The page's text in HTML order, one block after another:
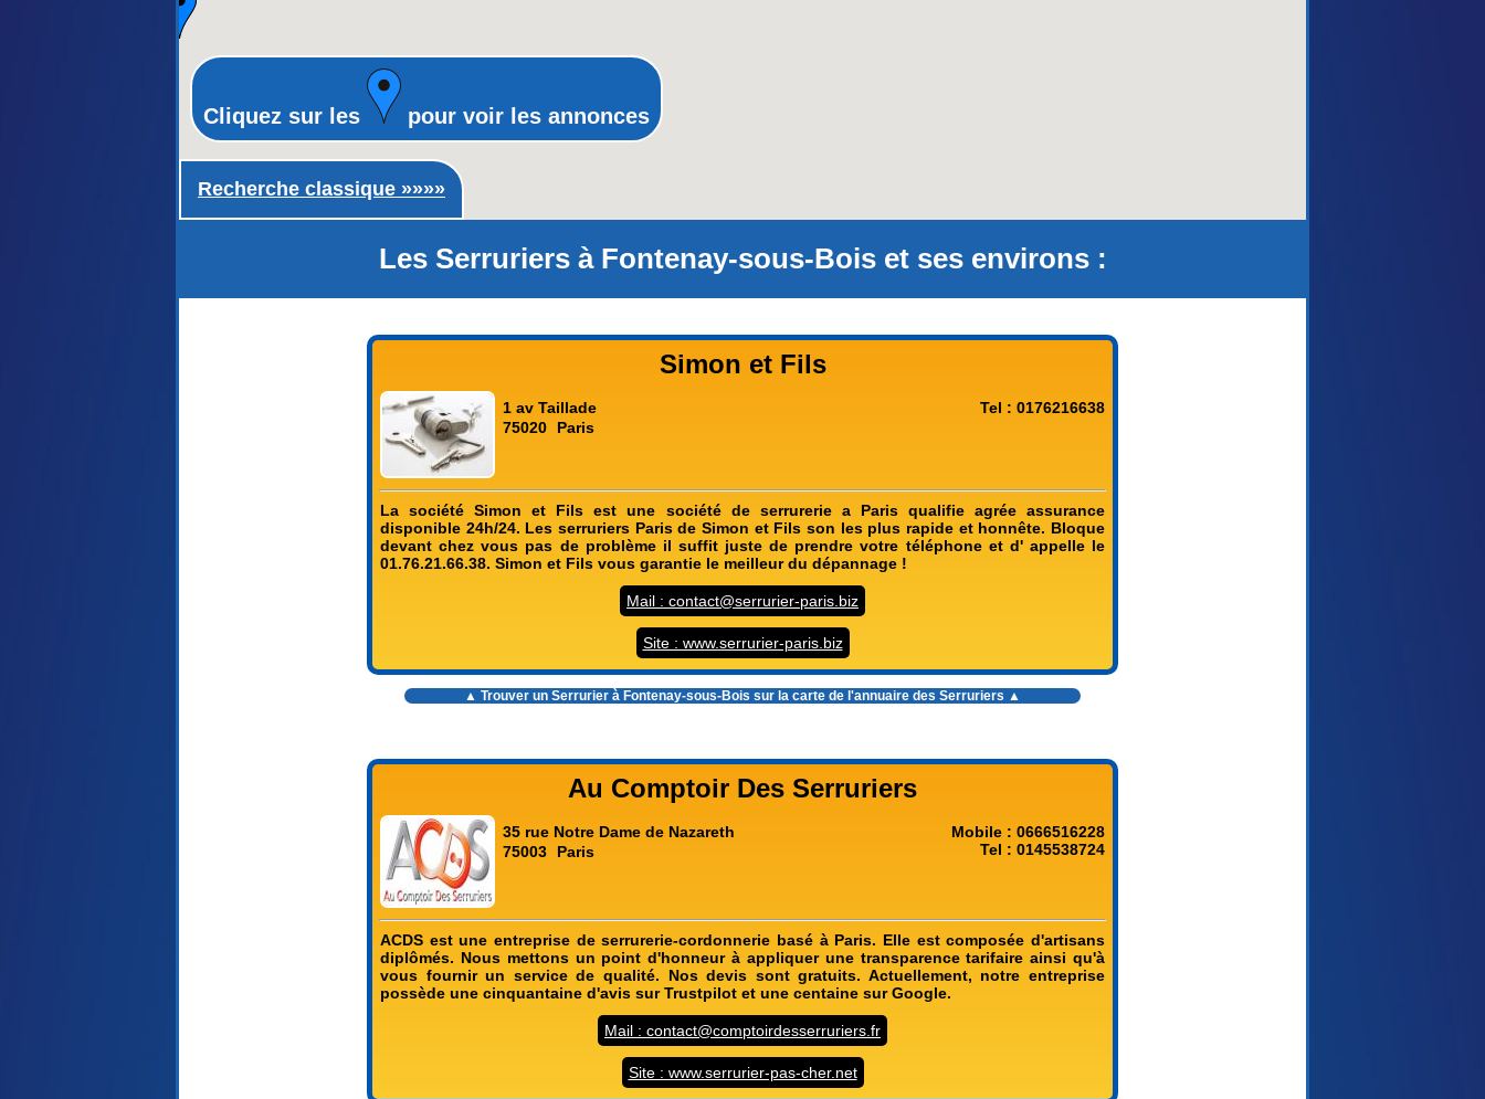
Recherche classique ►
Recherche classique »»»»
Cliquez sur les pour voir les annonces
Les Serruriers à Fontenay-sous-Bois et ses environs :
Simon et Fils
1 av Taillade
75020
Paris
Tel : 0176216638
La société Simon et Fils est une société de serrurerie a Paris qualifie agrée assurance
disponible 24h/24. Les serruriers Paris de Simon et Fils son les plus rapide et honnête. Bloque
devant chez vous pas de problème il suffit juste de prendre votre téléphone et d' appelle le
01.76.21.66.38. Simon et Fils vous garantie le meilleur du dépannage !
Mail : contact@serrurier-paris.biz
Site : www.serrurier-paris.biz
▲ Trouver un Serrurier à Fontenay-sous-Bois sur la carte de l'annuaire des Serruriers ▲
Au Comptoir Des Serruriers
35 rue Notre Dame de Nazareth
75003
Paris
Mobile : 0666516228
Tel : 0145538724
ACDS est une entreprise de serrurerie-cordonnerie basé à Paris. Elle est composée d'artisans
diplômés. Nous mettons un point d'honneur à appliquer une transparence tarifaire ainsi qu'à
vous fournir un service de qualité. Nos devis sont gratuits. Actuellement, notre entreprise
possède une cinquantaine d'avis sur Trustpilot et une centaine sur Google.
Mail : contact@comptoirdesserruriers.fr
Site : www.serrurier-pas-cher.net